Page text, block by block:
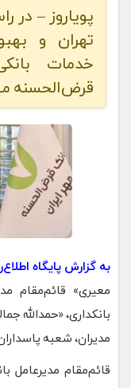
پویاروز –
تهران و
خدمات
قرض‌الحسنه
به گزارش پایگاه
معیری» قائم‌مقام
بانکداری، «حمدالله
مدیران، شعبه
قائم‌مقام مدیرعامل